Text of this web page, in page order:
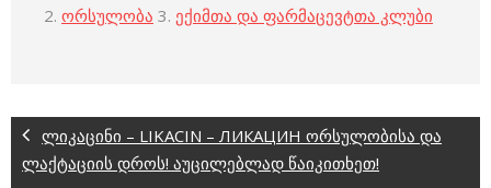
2. ორსულობა 3. ექიმთა და ფარმაცევტთა კლუბი
ლიკაცინი – LIKACIN – ЛИКАЦИН ორსულობისა და
ლაქტაციის დროს! აუცილებლად წაიკითხეთ!